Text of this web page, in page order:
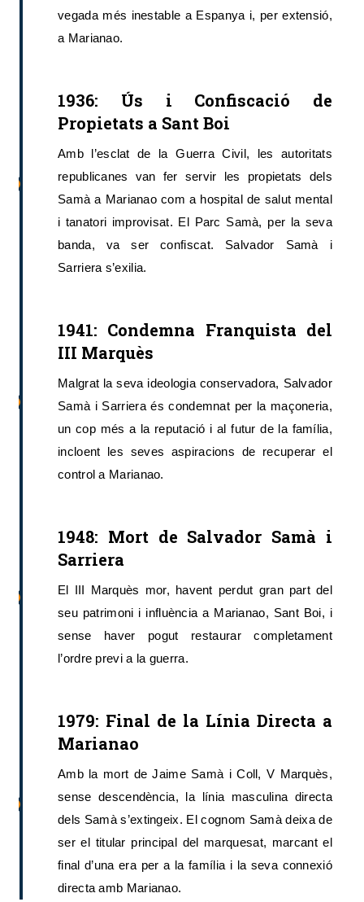
vegada més inestable a Espanya i, per extensió,
a Marianao.
1936: Ús i Confiscació de
Propietats a Sant Boi
Amb l’esclat de la Guerra Civil, les autoritats
republicanes van fer servir les propietats dels
Samà a Marianao com a hospital de salut mental
i tanatori improvisat. El Parc Samà, per la seva
banda, va ser confiscat. Salvador Samà i
Sarriera s’exilia.
1941: Condemna Franquista del
III Marquès
Malgrat la seva ideologia conservadora, Salvador
Samà i Sarriera és condemnat per la maçoneria,
un cop més a la reputació i al futur de la família,
incloent les seves aspiracions de recuperar el
control a Marianao.
1948: Mort de Salvador Samà i
Sarriera
El III Marquès mor, havent perdut gran part del
seu patrimoni i influència a Marianao, Sant Boi, i
sense haver pogut restaurar completament
l’ordre previ a la guerra.
1979: Final de la Línia Directa a
Marianao
Amb la mort de Jaime Samà i Coll, V Marquès,
sense descendència, la línia masculina directa
dels Samà s’extingeix. El cognom Samà deixa de
ser el titular principal del marquesat, marcant el
final d’una era per a la família i la seva connexió
directa amb Marianao.